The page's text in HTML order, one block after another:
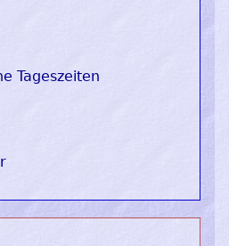
Tageszeiten